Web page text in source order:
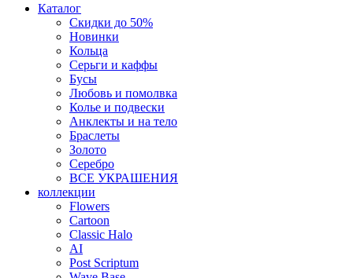
Каталог
Скидки до 50%
Новинки
Кольца
Серьги и каффы
Бусы
Любовь и помолвка
Колье и подвески
Анклекты и на тело
Браслеты
Золото
Серебро
ВСЕ УКРАШЕНИЯ
коллекции
Flowers
Cartoon
Classic Halo
AI
Post Scriptum